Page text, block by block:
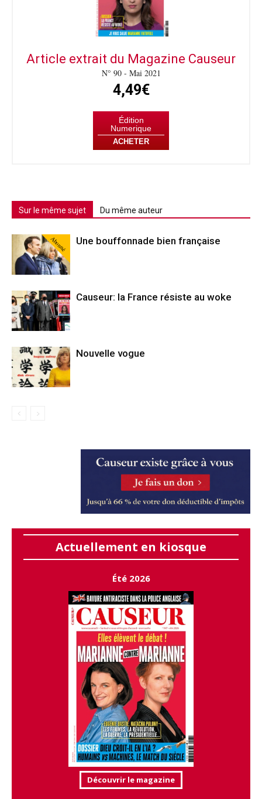
Article extrait du Magazine Causeur
N° 90 - Mai 2021
4,49€
Édition
Numerique
ACHETER
Sur le même sujet Du même auteur
Abonné Une bouffonnade bien française
Causeur: la France résiste au woke
Nouvelle vogue
Actuellement en kiosque
Été 2026
Découvrir le magazine